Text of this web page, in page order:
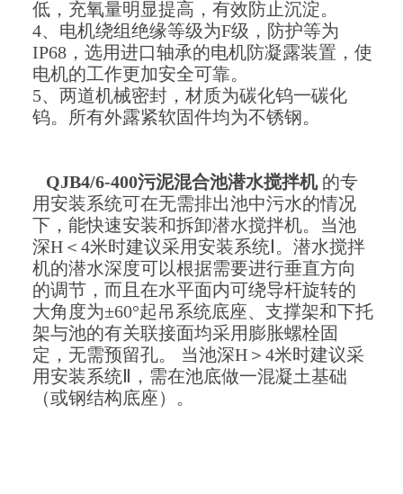
低，充氧量明显提高，有效防止沉淀。
4、电机绕组绝缘等级为F级，防护等为
IP68，选用进口轴承的电机防凝露装置，使
电机的工作更加安全可靠。
5、两道机械密封，材质为碳化钨一碳化
钨。所有外露紧软固件均为不锈钢。
QJB4/6-400污泥混合池潜水搅拌机的专
用安装系统可在无需排出池中污水的情况
下，能快速安装和拆卸潜水搅拌机。
当池
深H＜4米时建议采用安装系统Ⅰ。潜水搅拌
机的潜水深度可以根据需要进行垂直方向
的调节，而且在水平面内可绕导杆旋转的
大角度为±60°起吊系统底座、支撑架和下托
架与池的有关联接面均采用膨胀螺栓固
定，无需预留孔。 当池深H＞4米时建议采
用安装系统Ⅱ，需在池底做一混凝土基础
（或钢结构底座）。